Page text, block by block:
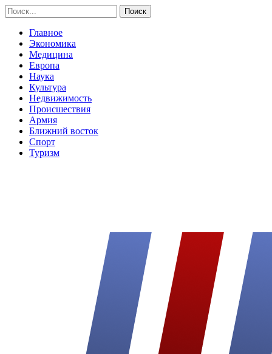
Главное
Экономика
Медицина
Европа
Наука
Культура
Недвижимость
Происшествия
Армия
Ближний восток
Спорт
Туризм